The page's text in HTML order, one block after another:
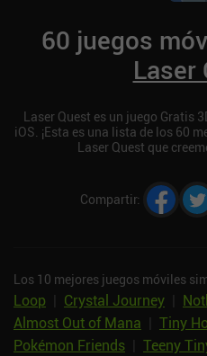
60 juegos
Laser
Laser Quest es un juego Gratis
iOS. ¡Esta es una lista de los 60
Laser Quest que
Compartir:
Los 10 mejores juegos móviles
Loop Crystal Journey
Almost Out of Mana
Tiny
Pokémon Friends
Teeny